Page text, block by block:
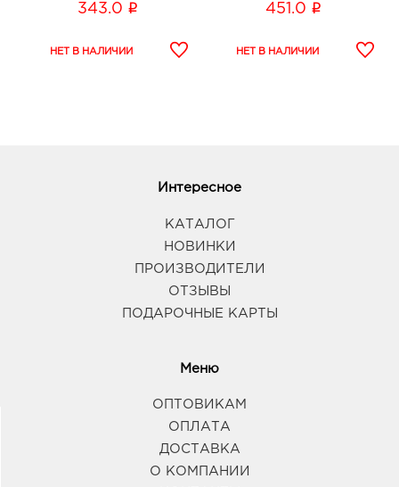
343.0 i 451.0 i
Интересное
КАТАЛОГ
НОВИНКИ
ПРОИЗВОДИТЕЛИ
ОТЗЫВЫ
ПОДАРОЧНЫЕ КАРТЫ
Меню
ОПТОВИКАМ
ОПЛАТА
ДОСТАВКА
О КОМПАНИИ